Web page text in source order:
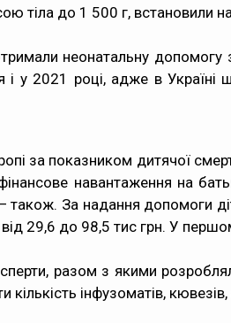
тіла до 1 500 г, встановили
неонатальну
і у 2021 році, адже в
за показником дитячої
навантаження на
також. За надання допомоги
29,6 до 98,5 тис грн. У
разом з якими
інфузоматів,